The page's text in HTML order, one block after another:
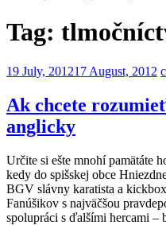
Tag:
Posted
19 July, 201217 August, 2012
Ak chcete
anglicky
Určite si ešte mnohí pamätáte
kedy do spišskej obce
BGV slávny karatista a
Fanúšikov s najväčšou
spolupráci s ďalšími hercami